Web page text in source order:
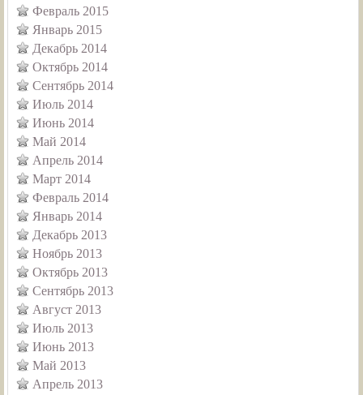
Февраль 2015
Январь 2015
Декабрь 2014
Октябрь 2014
Сентябрь 2014
Июль 2014
Июнь 2014
Май 2014
Апрель 2014
Март 2014
Февраль 2014
Январь 2014
Декабрь 2013
Ноябрь 2013
Октябрь 2013
Сентябрь 2013
Август 2013
Июль 2013
Июнь 2013
Май 2013
Апрель 2013